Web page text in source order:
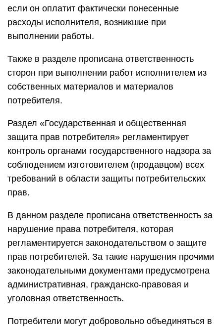
если он оплатит фактически понесенные
расходы исполнителя, возникшие при
выполнении работы.
Также в разделе прописана ответственность
сторон при выполнении работ исполнителем из
собственных материалов и материалов
потребителя.
Раздел «Государственная и общественная
защита прав потребителя» регламентирует
контроль органами государственного надзора за
соблюдением изготовителем (продавцом) всех
требований в области защиты потребительских
прав.
В данном разделе прописана ответственность за
нарушение права потребителя, которая
регламентируется законодательством о защите
прав потребителей. За такие нарушения прочими
законодательными документами предусмотрена
административная, гражданско-правовая и
уголовная ответственность.
Потребители могут добровольно объединяться в